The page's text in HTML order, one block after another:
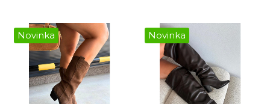
Novinka Novinka